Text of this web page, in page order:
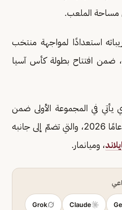
مساحة الملعب.
استعدادًا لمواجهة منتخب
ضمن افتتاح بطولة كأس آسيا
يأتي في المجموعة الأولى ضمن
بطولة كأس آسيا تحت 17 عامًا 2026، والتي تضمّ إلى جانبه
، وميانمار.
Claude
Grok